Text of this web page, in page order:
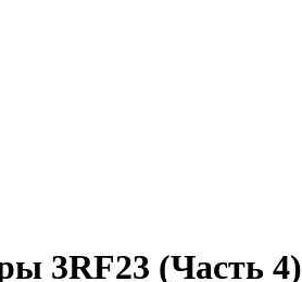
3RF23 (Часть 4)